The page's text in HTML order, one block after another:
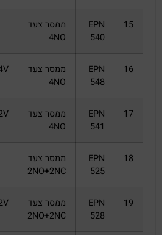
15
EPN
540
ממסר צעד
4NO
16
EPN
548
ממסר צעד
4NO
24V
17
EPN
541
ממסר צעד
4NO
12V
18
EPN
525
ממסר צעד
2NO+2NC
19
EPN
528
ממסר צעד
2NO+2NC
12V